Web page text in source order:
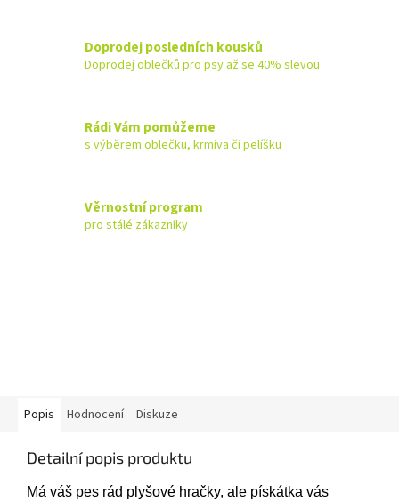
Doprodej posledních kousků
Doprodej oblečků pro psy až se 40% slevou
Rádi Vám pomůžeme
s výběrem oblečku, krmiva či pelíšku
Věrnostní program
pro stálé zákazníky
Popis Hodnocení Diskuze
Detailní popis produktu
Má váš pes rád plyšové hračky, ale pískátka vás